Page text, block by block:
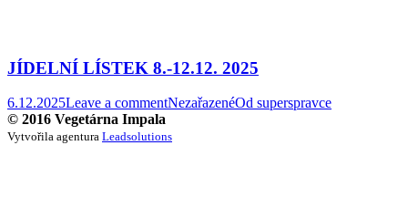
JÍDELNÍ LÍSTEK 8.-12.12. 2025
6.12.2025Leave a commentNezařazenéOd superspravce
© 2016 Vegetárna Impala
Vytvořila agentura Leadsolutions